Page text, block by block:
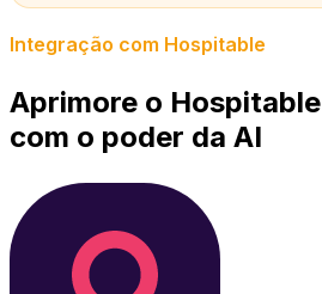
Integração com Hospitable
Aprimore o Hospitable
com o poder da AI